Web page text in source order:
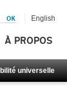
À PROPOS
universelle
English